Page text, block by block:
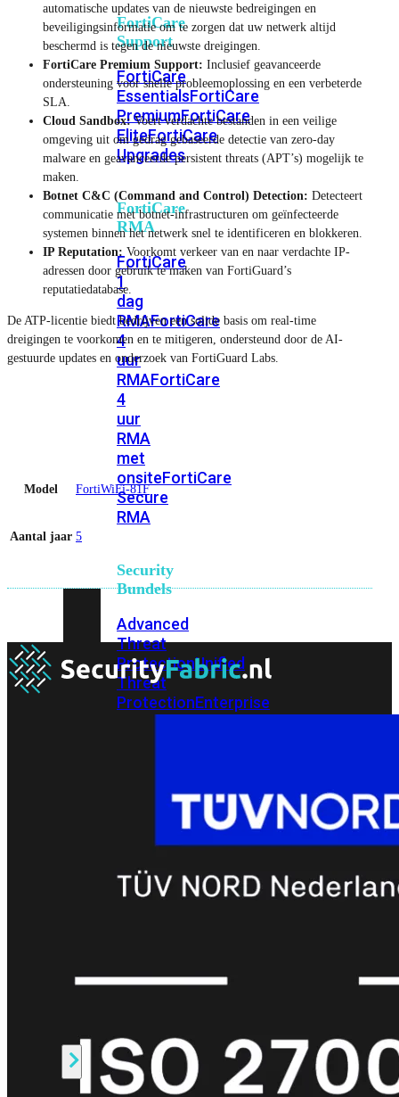
FortiCare
Support
FortiCare
EssentialsFortiCare
PremiumFortiCare
EliteFortiCare
Upgrades
FortiCare
RMA
FortiCare
1
dag
RMAFortiCare
4
uur
RMAFortiCare
4
uur
RMA
met
onsiteFortiCare
Secure
RMA
Security
Bundels
Advanced
Threat
ProtectionUnified
Threat
ProtectionEnterprise
bekijken
FortiCareSecurity
Beveiliging
automatische updates van de nieuwste bedreigingen en
beveiligingsinformatie om te zorgen dat uw netwerk altijd
beschermd is tegen de nieuwste dreigingen.
FortiCare Premium Support: Inclusief geavanceerde
ondersteuning voor snelle probleemoplossing en een verbeterde
SLA.
Cloud Sandbox:Voert verdachte bestanden in een veilige
omgeving uit om gedrag gebaseerde detectie van zero-day
malware en geavanceerde persistent threats (APT’s) mogelijk te
maken.
Botnet C&C (Command and Control) Detection: Detecteert
communicatie met botnet-infrastructuren om geïnfecteerde
systemen binnen het netwerk snel te identificeren en blokkeren.
IP Reputation: Voorkomt verkeer van en naar verdachte IP-
adressen door gebruik te maken van FortiGuard’s
reputatiedatabase.
De ATP-licentie biedt bedrijven een solide basis om real-time
dreigingen te voorkomen en te mitigeren, ondersteund door de AI-
gestuurde updates en onderzoek van FortiGuard Labs.
Model FortiWiFi-81F
Aantal jaar 5